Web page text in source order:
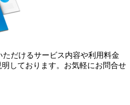
ただけるサービス内容や利用料金
しております。お気軽にお問合せ